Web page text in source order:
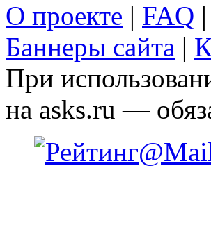
О проекте | FAQ |
Баннеры сайта |
При
на asks.ru —